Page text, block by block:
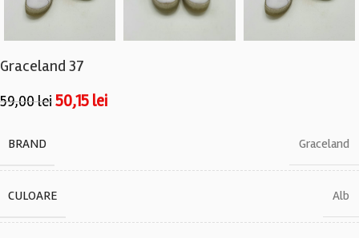
Graceland 37
59,00lei50,15 lei
BRAND Graceland
CULOARE Alb